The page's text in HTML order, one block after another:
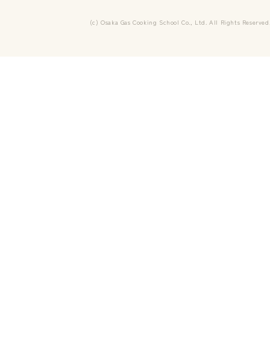
(c) Osaka Gas Cooking School Co., Ltd. All Rights